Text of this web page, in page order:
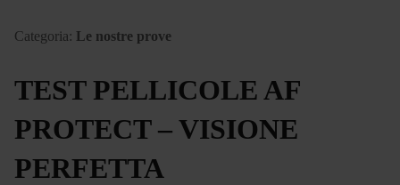
Categoria: Le nostre prove
TEST PELLICOLE AF
PROTECT – VISIONE
PERFETTA